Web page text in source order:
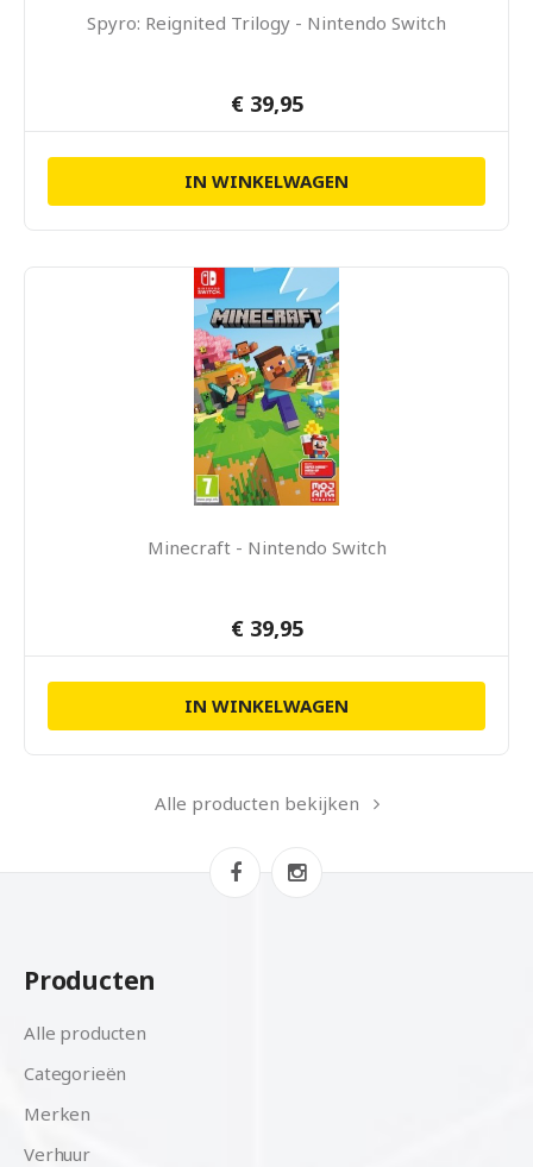
Spyro: Reignited Trilogy - Nintendo Switch
€ 39,95
IN WINKELWAGEN
Minecraft - Nintendo Switch
€ 39,95
IN WINKELWAGEN
Alle producten bekijken
Producten
Alle producten
Categorieën
Merken
Verhuur